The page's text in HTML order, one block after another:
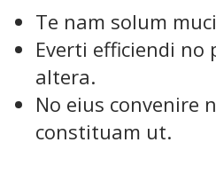
Te nam solum
Everti efficiendi
altera.
No eius convenire
constituam ut.